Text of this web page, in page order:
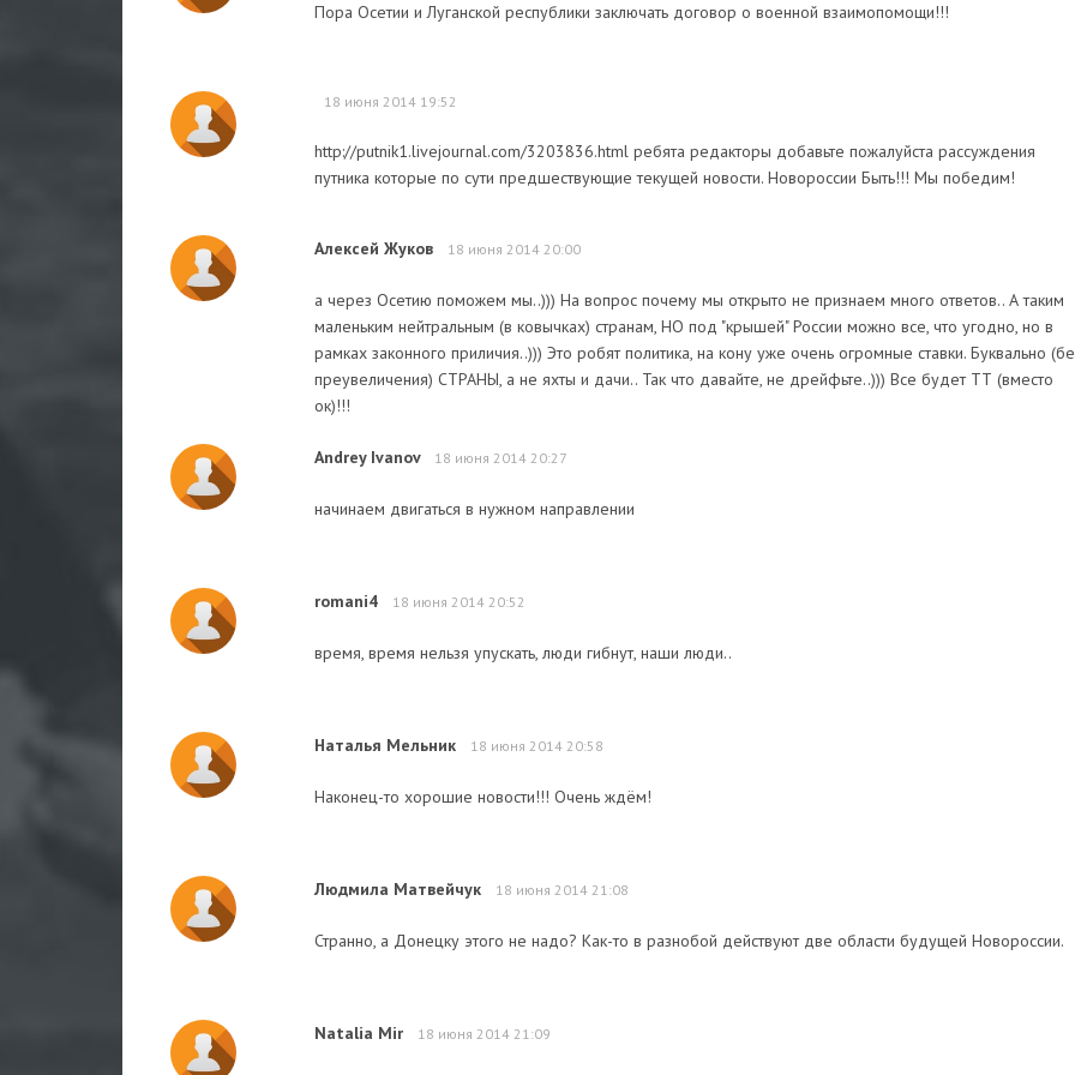
Пора Осетии и Луганской республики заключать договор о военной взаимопомощи!!!
18 июня 2014 19:52
http://putnik1.livejournal.com/3203836.html ребята редакторы добавьте пожалуйста рассуждения
путника которые по сути предшествующие текущей новости. Новороссии Быть!!! Мы победим!
Алексей Жуков 18 июня 2014 20:00
а через Осетию поможем мы..))) На вопрос почему мы открыто не признаем много ответов.. А таким
маленьким нейтральным (в ковычках) странам, НО под "крышей" России можно все, что угодно, но в
рамках законного приличия..))) Это робят политика, на кону уже очень огромные ставки. Буквально
преувеличения) СТРАНЫ, а не яхты и дачи.. Так что давайте, не дрейфьте..))) Все будет ТТ (вместо
ок)!!!
Andrey Ivanov 18 июня 2014 20:27
начинаем двигаться в нужном направлении
romani4 18 июня 2014 20:52
время, время нельзя упускать, люди гибнут, наши люди..
Наталья Мельник 18 июня 2014 20:58
Наконец-то хорошие новости!!! Очень ждём!
Людмила Матвейчук 18 июня 2014 21:08
Странно, а Донецку этого не надо? Как-то в разнобой действуют две области будущей Новороссии.
Natalia Mir 18 июня 2014 21:09